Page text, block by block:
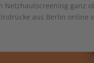
Netzhautscreening ganz
aus Berlin online